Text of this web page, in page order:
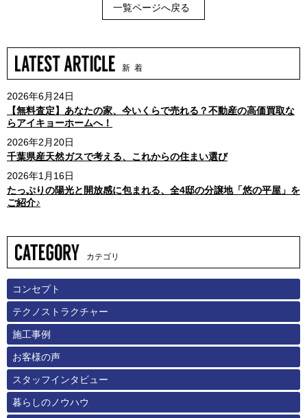
一覧ページへ戻る
新 着
2026年6月24日
【無料査定】あなたの家、今いくらで売れる？不動産の高価買取な
らアイキョーホームへ！
2026年2月20日
千葉県産天然ガスで考える、これからの住まい選び
2026年1月16日
たっぷりの陽光と開放感に包まれる、全4邸の分譲地「悠の平屋」を
ご紹介♪
カテゴリ
コンセプト
テクノストラクチャー
施工事例
お客様の声
スタッフインタビュー
暮らしのノウハウ